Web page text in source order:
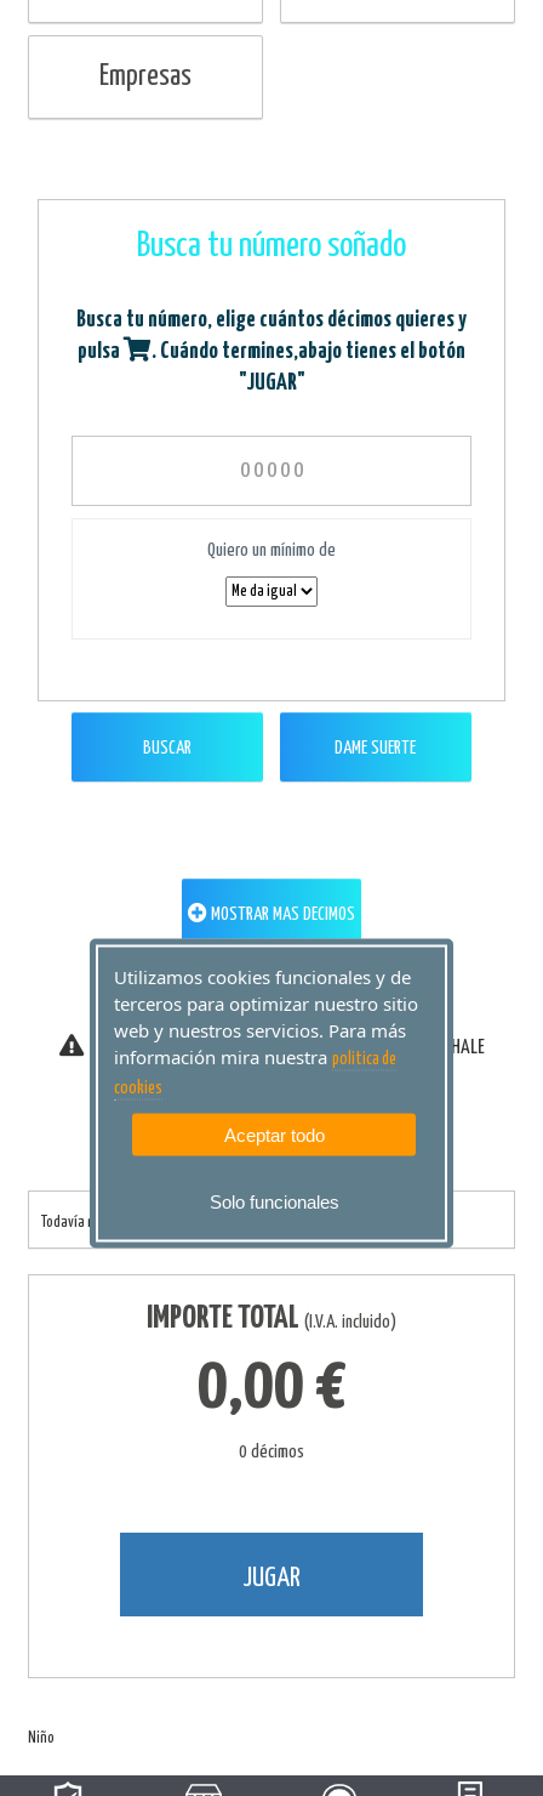
Empresas
Busca tu número soñado
Busca tu número, elige cuántos décimos quieres y
pulsa
. Cuándo termines,abajo tienes el botón
"JUGAR"
Quiero un mínimo de
BUSCAR DAME SUERTE
MOSTRAR MAS DECIMOS
SÓLO HEMOS ENCONTRADO ESTOS DECIMOS PERO ÉCHALE
UN OJO A ESTOS QUE TE RECOMENDAMOS
Todavía no has añadido ningún décimo a tu compra.
IMPORTE TOTAL (I.V.A. incluido)
0,00 €
0 décimos
JUGAR
Niño
Utilizamos cookies funcionales y de
terceros para optimizar nuestro sitio
web y nuestros servicios. Para más
información mira nuestra politica de
cookies
Aceptar todo
Solo funcionales